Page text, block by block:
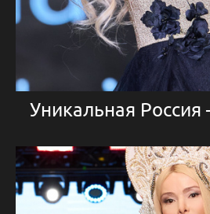
Уникальная